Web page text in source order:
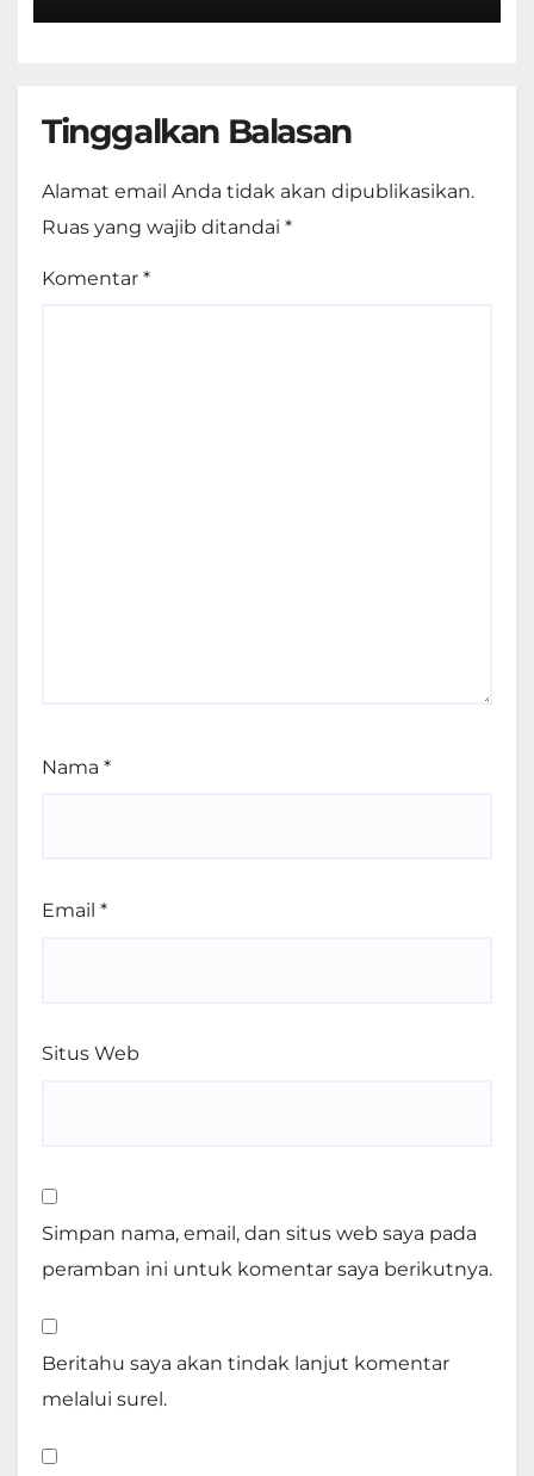
Tinggalkan Balasan
Alamat email Anda tidak akan dipublikasikan.
Ruas yang wajib ditandai *
Komentar *
Nama *
Email *
Situs Web
Simpan nama, email, dan situs web saya pada
peramban ini untuk komentar saya berikutnya.
Beritahu saya akan tindak lanjut komentar
melalui surel.